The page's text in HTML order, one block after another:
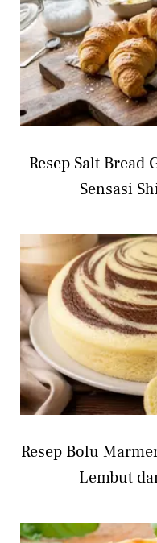
Resep Salt Bread
Sensasi
Resep Bolu
Lembut